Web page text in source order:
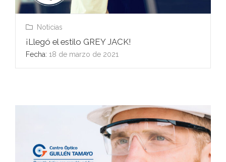
Noticias
¡Llegó el estilo GREY JACK!
Fecha: 18 de marzo de 2021